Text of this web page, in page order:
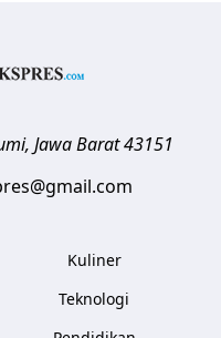
, Jawa Barat 43151
Kuliner
Teknologi